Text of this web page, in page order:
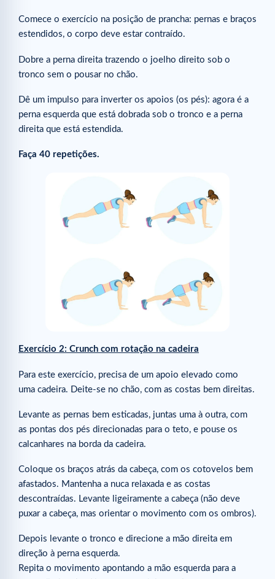
Comece o exercício na posição de prancha: pernas e braços
estendidos, o corpo deve estar contraído.
Dobre a perna direita trazendo o joelho direito sob o
tronco sem o pousar no chão.
Dê um impulso para inverter os apoios (os pés): agora é a
perna esquerda que está dobrada sob o tronco e a perna
direita que está estendida.
Faça 40 repetições.
Exercício 2: Crunch com rotação na cadeira
Para este exercício, precisa de um apoio elevado como
uma cadeira. Deite-se no chão, com as costas bem direitas.
Levante as pernas bem esticadas, juntas uma à outra, com
as pontas dos pés direcionadas para o teto, e pouse os
calcanhares na borda da cadeira.
Coloque os braços atrás da cabeça, com os cotovelos bem
afastados. Mantenha a nuca relaxada e as costas
descontraídas. Levante ligeiramente a cabeça (não deve
puxar a cabeça, mas orientar o movimento com os ombros).
Depois levante o tronco e direcione a mão direita em
direção à perna esquerda.
Repita o movimento apontando a mão esquerda para a